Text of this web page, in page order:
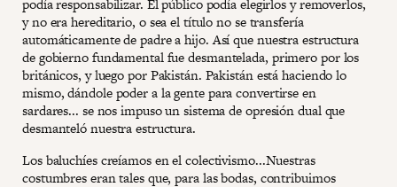
podía responsabilizar. El público podía elegirlos y removerlos,
y no era hereditario, o sea el título no se transfería
automáticamente de padre a hijo. Así que nuestra estructura
de gobierno fundamental fue desmantelada, primero por los
británicos, y luego por Pakistán. Pakistán está haciendo lo
mismo, dándole poder a la gente para convertirse en
sardares... se nos impuso un sistema de opresión dual que
desmanteló nuestra estructura.
Los baluchíes creíamos en el colectivismo...Nuestras
costumbres eran tales que, para las bodas, contribuimos